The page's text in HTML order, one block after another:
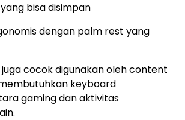
yang bisa disimpan
dengan palm rest yang
cocok digunakan oleh content
keyboard
gaming dan aktivitas